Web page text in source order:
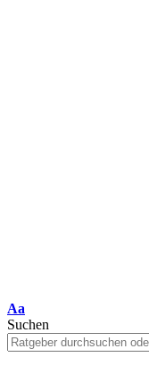
Schriftgrößenanpassung
Aa
Suchen